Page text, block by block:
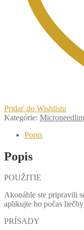
Pridať do Wishlistu
Kategórie:
Popis
Popis
POUŽITIE
Akonáhle ste pripravili
aplikujte ho počas
PRÍSADY